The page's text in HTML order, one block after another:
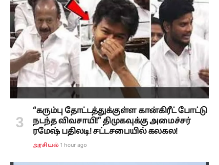
“கரும்பு தோட்டத்துக்குள்ள கான்கிரீட் போட்டு
நடந்த விவசாயி!” திமுகவுக்கு அமைச்சர்
ரமேஷ் பதிலடி! சட்டசபையில் கலகல!
அரசியல் 1 hour ago